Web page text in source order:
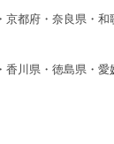
京都府・奈良県・和
川県・徳島県・